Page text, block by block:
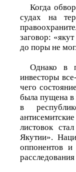
Когда
судах на
заговор:
до поры не
Однако в
инвесторы
чего
была пущена в
в
листовок
Якутии».
оппонентов